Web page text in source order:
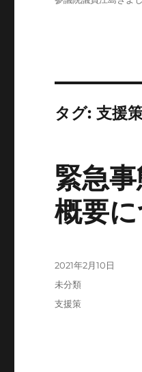
タグ:支援
緊急
概要
投
稿
2021年2月10日
カ
テ
未分類
タ
支援策